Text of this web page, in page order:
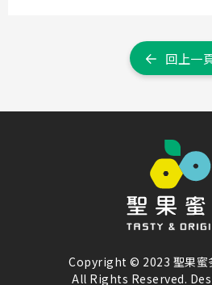
回上一
Copyright © 2023 聖果蜜
All Rights Reserved.